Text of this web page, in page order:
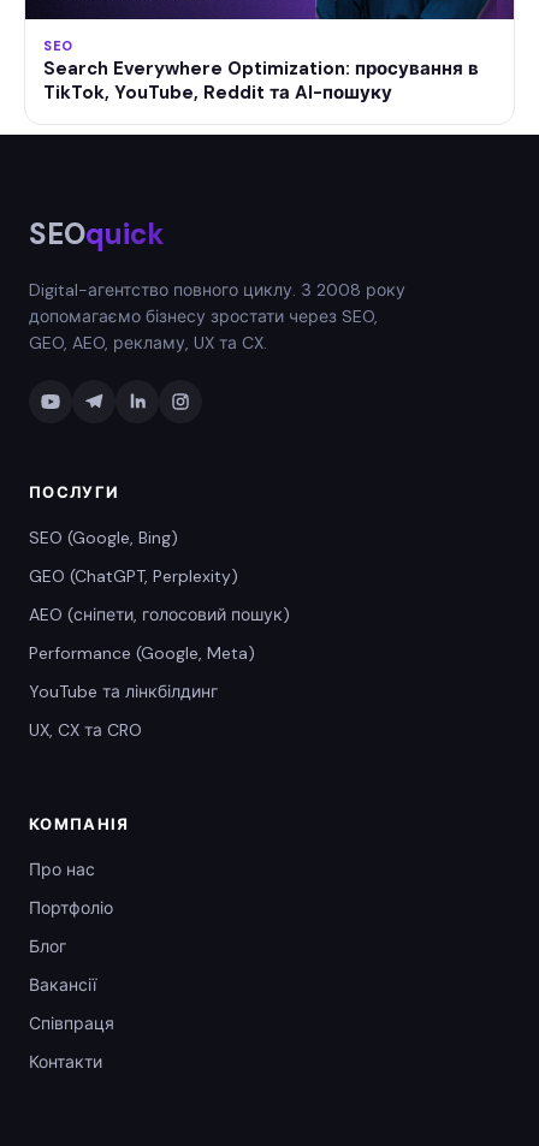
SEO
Search Everywhere Optimization: просування в
TikTok, YouTube, Reddit та AI-пошуку
SEOquick
Digital-агентство повного циклу. З 2008 року
допомагаємо бізнесу зростати через SEO,
GEO, AEO, рекламу, UX та CX.
ПОСЛУГИ
SEO (Google, Bing)
GEO (ChatGPT, Perplexity)
AEO (сніпети, голосовий пошук)
Performance (Google, Meta)
YouTube та лінкбілдинг
UX, CX та CRO
КОМПАНІЯ
Про нас
Портфоліо
Блог
Вакансії
Співпраця
Контакти